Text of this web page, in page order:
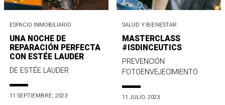
ESPACIO INMOBILIARIO
UNA NOCHE DE
REPARACIÓN PERFECTA
CON ESTÉE LAUDER
DE ESTÉE LAUDER
11 SEPTIEMBRE, 2023
SALUD Y BIENESTAR
MASTERCLASS
#ISDINCEUTICS
PREVENCIÓN
FOTOENVEJECIMIENTO
11 JULIO, 2023